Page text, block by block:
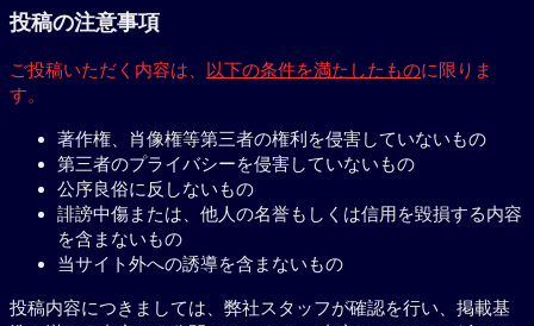
投稿の注意事項
ご投稿いただく内容は、 以下の条件を満たしたものに限りま
す。
著作権、肖像権等第三者の権利を侵害していないもの
第三者のプライバシーを侵害していないもの
公序良俗に反しないもの
誹謗中傷または、他人の名誉もしくは信用を毀損する内容
を含まないもの
当サイト外への誘導を含まないもの
投稿内容につきましては、弊社スタッフが確認を行い、掲載基